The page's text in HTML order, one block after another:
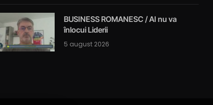
BUSINESS ROMANESC / AI nu va
înlocui Liderii
5 august 2026